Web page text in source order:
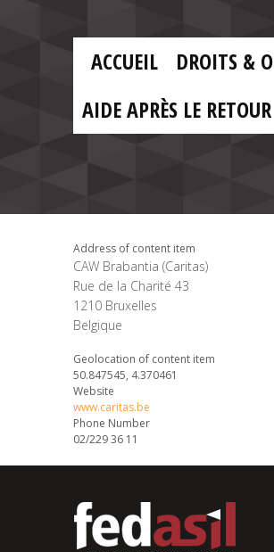
MAIN
MENU
FR
ACCUEIL DROITS &
AIDE APRÈS LE RETOUR
Address of content item
CAW Brabantia (Caritas)
Rue de la Charité 43
1210 Bruxelles
Belgique
Geolocation of content item
50.847545, 4.370461
Website
www.caritas.be
Phone Number
02/229 36 11